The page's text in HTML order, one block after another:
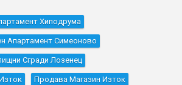
Хиподрума
Апартамент Симеоново
Сгради Лозенец
Продава Магазин Изток